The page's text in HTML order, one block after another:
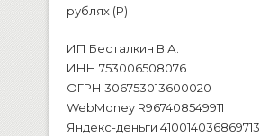
рублях (P)
ИП Бесталкин В.А.
ИНН 753006508076
ОГРН 306753013600020
WebMoney R967408549911
Яндекс-деньги 410014036869713